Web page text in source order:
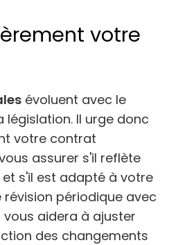
votre
évoluent avec le
Il urge donc
votre contrat
assurer s'il reflète
s'il est adapté à votre
révision périodique avec
aidera à ajuster
des changements